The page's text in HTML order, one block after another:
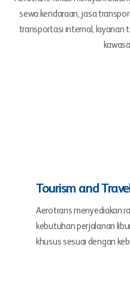
sewa kendaraan, jasa
transportasi internal, layanan
Tourism and Travel
Aerotrans menyediakan
kebutuhan perjalanan
khusus sesuai dengan